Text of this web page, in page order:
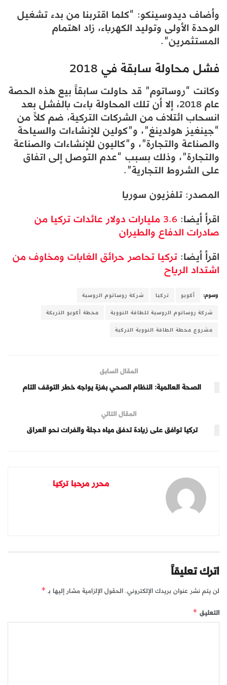
وأضاف ديدوسينكو: “كلما اقتربنا من بدء تشغيل
الوحدة الأولى وتوليد الكهرباء، زاد اهتمام
المستثمرين”.
فشل محاولة سابقة في 2018
وكانت “روساتوم” قد حاولت سابقاً بيع هذه الحصة
عام 2018، إلا أن تلك المحاولة باءت بالفشل بعد
انسحاب ائتلاف من الشركات التركية، ضم كلاً من
“جينغيز هولدينغ”، و”كولين للإنشاءات والسياحة
والصناعة والتجارة”، و”كاليون للإنشاءات والصناعة
والتجارة”، وذلك بسبب “عدم التوصل إلى اتفاق
على الشروط التجارية”.
المصدر: تلفزيون سوريا
اقرأ أيضا:
3.6 مليارات دولار عائدات تركيا من
صادرات الدفاع والطيران
اقرأ أيضا:تركيا تحاصر حرائق الغابات ومخاوف من
اشتداد الرياح
وسوم: أكويو تركيا
شركة روساتوم الروسية
شركة روساتوم الروسية للطاقة النووية
محطة أكويو التريكة
مشروع محطة الطاقة النووية التركية
المقال السابق
الصحة العالمية: النظام الصحي بغزة يواجه خطر التوقف التام
المقال التالي
تركيا توافق على زيادة تدفق مياه دجلة والفرات نحو العراق
محرر مرحبا تركيا
اترك تعليقاً
لن يتم نشر عنوان بريدك الإلكتروني. الحقول الإلزامية مشار إليها بـ *
التعليق *